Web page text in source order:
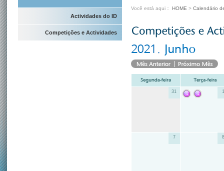
Actividades do ID
Competições e Actividades
Você está aqui： HOME > Calendário
31 1
7 8